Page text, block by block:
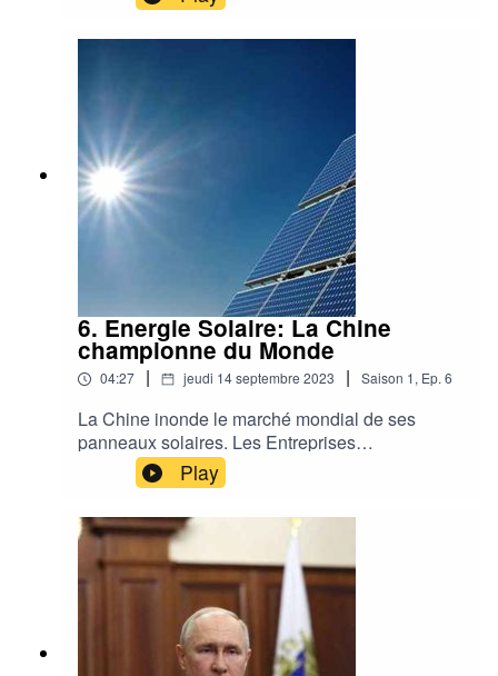
éolien, leurs business model ne sont pas
d'actualité,Une réflexion sur la situation actuelle
6. Energie Solaire: La Chine
championne du Monde
04:27 | jeudi 14 septembre 2023 | Saison 1, Ep. 6
La Chine inonde le marché mondial de ses
panneaux solaires. Les Entreprises
Européennes n'arrivent plus à s'adapter pendant
que les Etats-Unis offrent des subsides pour
attirer les entrepreneurs. Une course entre les
géants qui laisse l'Europe sur le carreau.
Géopolitique des énergies avec Laurent Horvath
et RenewGy.be
Play